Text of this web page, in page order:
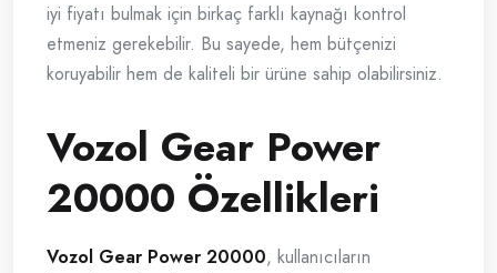
iyi fiyatı bulmak için birkaç farklı kaynağı kontrol
etmeniz gerekebilir. Bu sayede, hem bütçenizi
koruyabilir hem de kaliteli bir ürüne sahip olabilirsiniz.
Vozol Gear Power
20000 Özellikleri
Vozol Gear Power 20000, kullanıcıların